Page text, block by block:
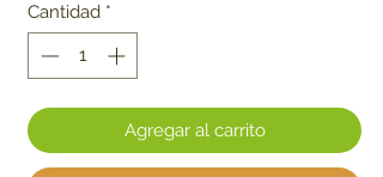
Cantidad *
Agregar al carrito